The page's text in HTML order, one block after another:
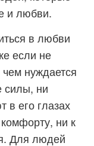
и любви.
в любви
если не
нуждается
силы, ни
в его глазах
ни к
Для людей